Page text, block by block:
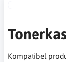
Kompatibel